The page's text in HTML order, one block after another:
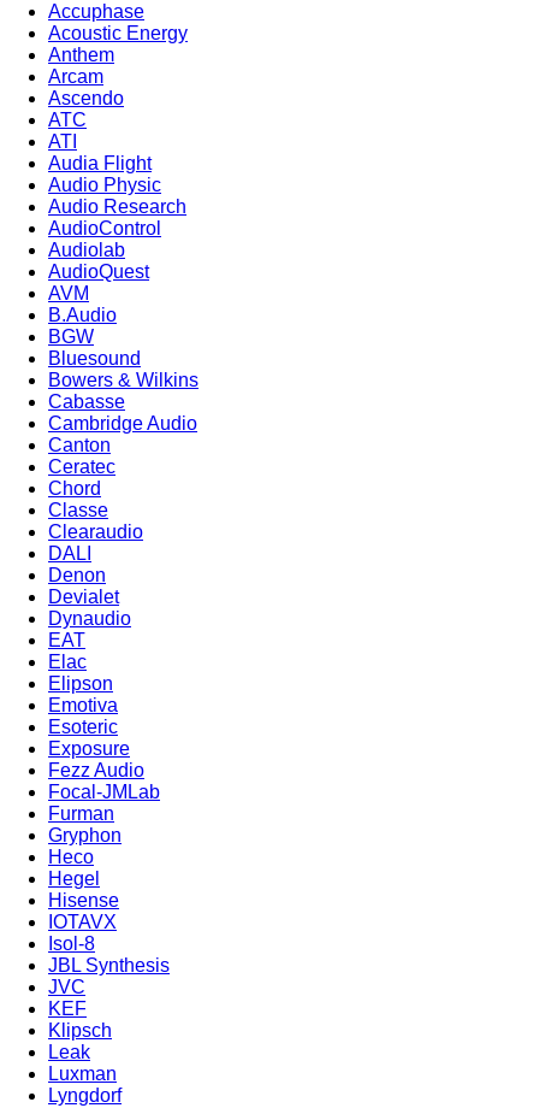
Accuphase
Acoustic Energy
Anthem
Arcam
Ascendo
ATC
ATI
Audia Flight
Audio Physic
Audio Research
AudioControl
Audiolab
AudioQuest
AVM
B.Audio
BGW
Bluesound
Bowers & Wilkins
Cabasse
Cambridge Audio
Canton
Ceratec
Chord
Classe
Clearaudio
DALI
Denon
Devialet
Dynaudio
EAT
Elac
Elipson
Emotiva
Esoteric
Exposure
Fezz Audio
Focal-JMLab
Furman
Gryphon
Heco
Hegel
Hisense
IOTAVX
Isol-8
JBL Synthesis
JVC
KEF
Klipsch
Leak
Luxman
Lyngdorf